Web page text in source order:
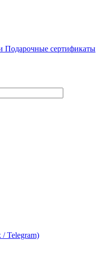
Подарочные сертификаты
Telegram)